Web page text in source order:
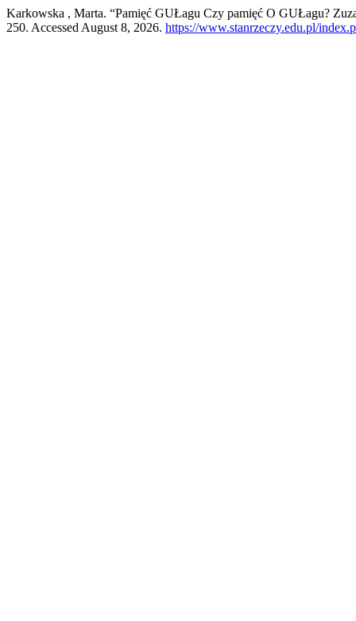
Karkowska , Marta. “Pamięć GUŁagu Czy pamięć O GUŁagu?
250. Accessed August 8, 2026. https://www.stanrzeczy.edu.pl/